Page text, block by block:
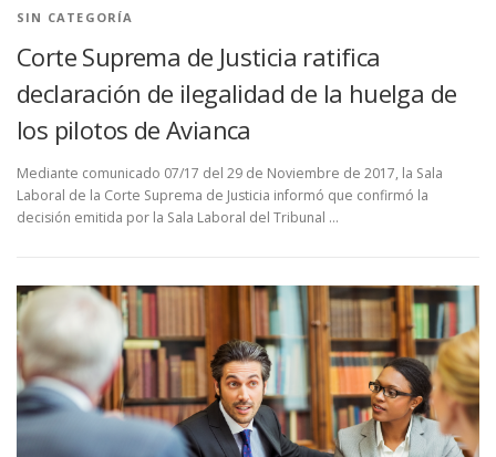
SIN CATEGORÍA
Corte Suprema de Justicia ratifica
declaración de ilegalidad de la huelga de
los pilotos de Avianca
Mediante comunicado 07/17 del 29 de Noviembre de 2017, la Sala
Laboral de la Corte Suprema de Justicia informó que confirmó la
decisión emitida por la Sala Laboral del Tribunal …